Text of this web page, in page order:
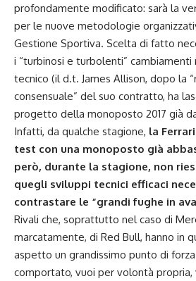
profondamente modificato: sarà la
per le nuove metodologie
Gestione Sportiva. Scelta di fatto
i “turbinosi e turbolenti” cambiamenti
tecnico (il d.t. James Allison, dopo la
consensuale” del suo contratto, ha
progetto della monoposto 2017 già
Infatti, da qualche stagione, la
test con una monoposto già
però, durante la stagione, non
quegli sviluppi tecnici efficaci
contrastare le “grandi fughe in
Rivali che, soprattutto nel caso di
marcatamente, di Red Bull, hanno in
aspetto un grandissimo punto di
comportato, vuoi per volontà propria,